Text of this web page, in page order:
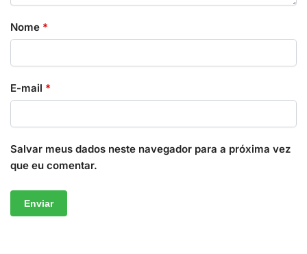
Nome *
E-mail *
Salvar meus dados neste navegador para a próxima vez
que eu comentar.